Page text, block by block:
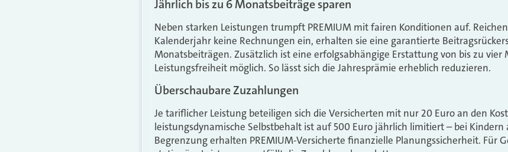
Jährlich bis zu 6 Monatsbeiträge sparen
Neben starken Leistungen trumpft PREMIUM mit fairen Konditionen auf.
Kalenderjahr keine Rechnungen ein, erhalten sie eine garantierte
Monatsbeiträgen. Zusätzlich ist eine erfolgsabhängige Erstattung von bis zu vier
Leistungsfreiheit möglich. So lässt sich die Jahresprämie erheblich reduzieren.
Überschaubare Zuzahlungen
Je tariflicher Leistung beteiligen sich die Versicherten mit nur 20 Euro an den
leistungsdynamische Selbstbehalt ist auf 500 Euro jährlich limitiert – bei Kindern
Begrenzung erhalten PREMIUM-Versicherte finanzielle Planungssicherheit. Für